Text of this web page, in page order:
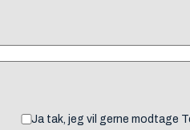
Ja tak, jeg vil gerne modtage